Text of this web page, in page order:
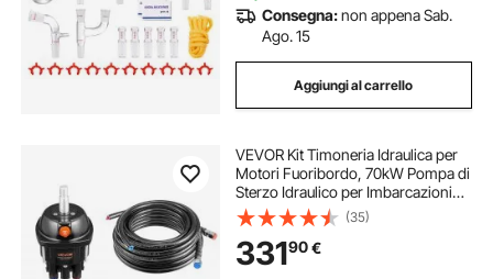
Consegna:non appena Sab.
Ago. 15
Aggiungi al carrello
VEVOR Kit Timoneria Idraulica per
Motori Fuoribordo, 70kW Pompa di
Sterzo Idraulico per Imbarcazioni
1000 PSI 5 Giri da Blocco Corsa 200
mm, Sistema per Sterzo Idraulico
con Tubi Flessibili per Barche
(35)
33190€